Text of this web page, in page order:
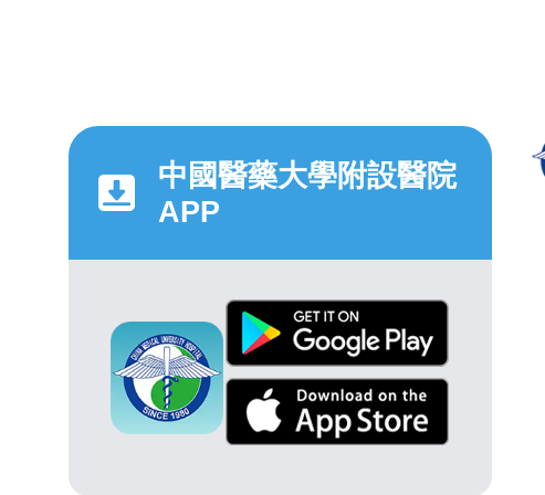
中國醫藥大學附設醫院
APP